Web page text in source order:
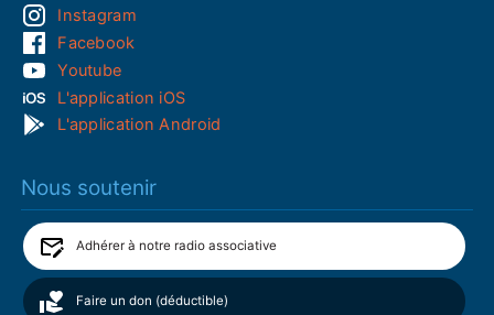
Instagram
Facebook
Youtube
L'application iOS
L'application Android
Nous soutenir
Adhérer à notre radio associative
Faire un don (déductible)